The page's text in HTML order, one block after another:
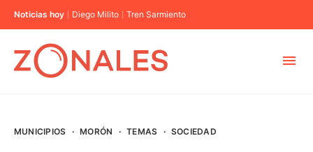
Noticias hoy Diego Milito Tren Sarmiento
MUNICIPIOS · MORÓN · TEMAS · SOCIEDAD